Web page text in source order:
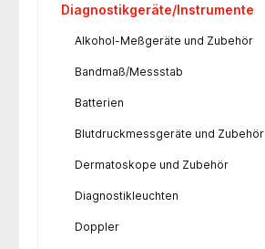
Diagnostikgeräte/Instrumente
Alkohol-Meßgeräte und Zubehör
Bandmaß/Messstab
Batterien
Blutdruckmessgeräte und Zubehör
Dermatoskope und Zubehör
Diagnostikleuchten
Doppler